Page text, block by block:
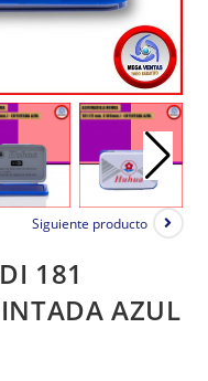
Siguiente producto
181
AZUL